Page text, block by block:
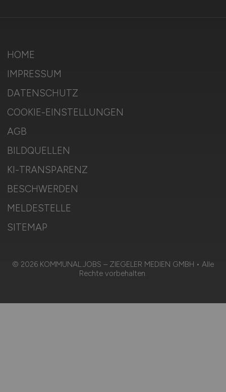
HOME
IMPRESSUM
DATENSCHUTZ
COOKIE-EINSTELLUNGEN
AGB
BILDQUELLEN
KI-TRANSPARENZ
BESCHWERDEN
MELDESTELLE
SITEMAP
© 2026 KOMMUNAL.JOBS – ZIEGELER MEDIEN GMBH • Alle
Rechte vorbehalten.